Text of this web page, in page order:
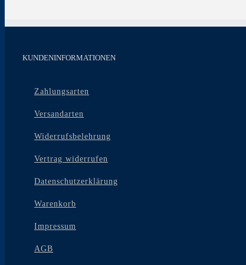
KUNDENINFORMATIONEN
Zahlungsarten
Versandarten
Widerrufsbelehrung
Vertrag widerrufen
Datenschutzerklärung
Warenkorb
Impressum
AGB